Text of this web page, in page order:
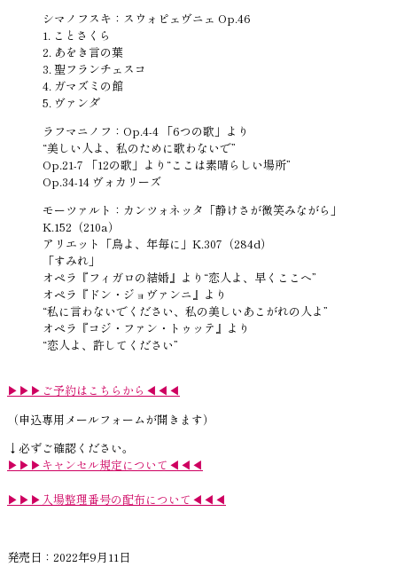
シマノフスキ：スウォピェヴニェ Op.46
1. ことさくら
2. あをき言の葉
3. 聖フランチェスコ
4. ガマズミの館
5. ヴァンダ
ラフマニノフ：Op.4-4 「6つの歌」より
“美しい人よ、私のために歌わないで”
Op.21-7 「12の歌」より“ここは素晴らしい場所”
Op.34-14 ヴォカリーズ
モーツァルト：カンツォネッタ「静けさが微笑みながら」
K.152（210a）
アリエット「鳥よ、年毎に」K.307（284d）
「すみれ」
オペラ『フィガロの結婚』より“恋人よ、早くここへ”
オペラ『ドン・ジョヴァンニ』より
“私に言わないでください、私の美しいあこがれの人よ”
オペラ『コジ・ファン・トゥッテ』より
“恋人よ、許してください”
▶▶▶ご予約はこちらから◀◀◀
（申込専用メールフォームが開きます）
↓必ずご確認ください。
▶︎▶︎▶︎キャンセル規定について◀◀◀
▶︎▶︎▶︎入場整理番号の配布について◀◀◀
発売日：2022年9月11日